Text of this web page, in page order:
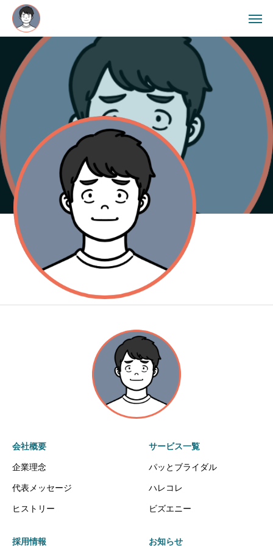
会社概要
企業理念
代表メッセージ
ヒストリー
サービス一覧
パッとブライダル
ハレコレ
ビズエニー
採用情報 お知らせ